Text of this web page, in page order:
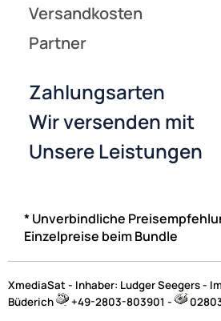
* Unverbindliche
Einzelpreise beim Bundle
XmediaSat - Inhaber: Ludger Seegers -
Büderich
+49-2803-803901 -